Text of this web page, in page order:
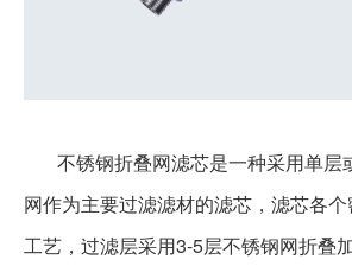
不锈钢折叠网滤芯是一种采用单层
网作为主要过滤滤材的滤芯，滤芯各
工艺，过滤层采用3-5层不锈钢网折叠